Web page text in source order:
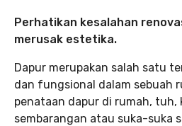
Perhatikan kesalahan
merusak estetika.
Dapur merupakan salah satu
dan fungsional dalam sebuah
penataan dapur di rumah, tuh,
sembarangan atau suka-suka